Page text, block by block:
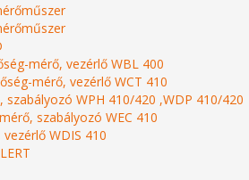
mérő, vezérlő WBL 400
mérő, vezérlő WCT 410
szabályozó WPH 410/420 ,WDP 410/420
szabályozó WEC 410
WDIS 410